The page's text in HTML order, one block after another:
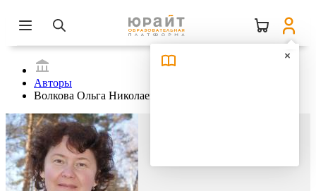
Авторы
Волкова Ольга Николаевна